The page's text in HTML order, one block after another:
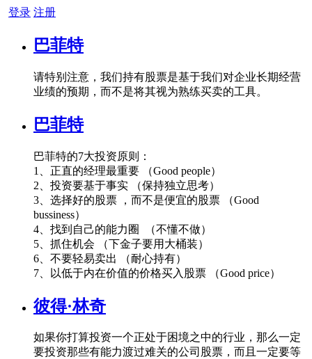
登录 注册
巴菲特
请特别注意，我们持有股票是基于我们对企业长期经营
业绩的预期，而不是将其视为熟练买卖的工具。
巴菲特
巴菲特的7大投资原则：
1、正直的经理最重要 （Good people）
2、投资要基于事实 （保持独立思考）
3、选择好的股票 ，而不是便宜的股票 （Good
bussiness）
4、找到自己的能力圈 （不懂不做）
5、抓住机会 （下金子要用大桶装）
6、不要轻易卖出 （耐心持有）
7、以低于内在价值的价格买入股票 （Good price）
彼得·林奇
如果你打算投资一个正处于困境之中的行业，那么一定
要投资那些有能力渡过难关的公司股票，而且一定要等